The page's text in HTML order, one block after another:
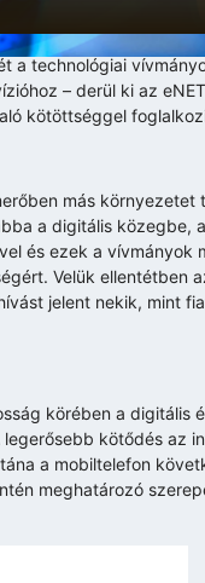
a technológiai
– derül ki az
kötöttséggel
más környezetet
a digitális közegbe,
és ezek a vívmányok
Velük ellentétben
jelent nekik, mint
körében a digitális
kötődés az
a mobiltelefon
meghatározó